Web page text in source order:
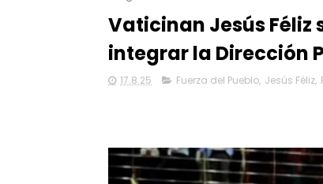
Vaticinan Jesús Féliz
integrar la Dirección
17.8.25 Fuerza del Pueblo, Jesús Féliz,